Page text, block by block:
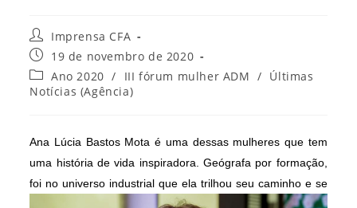
Autor
do
post:
Imprensa CFA
Post
publicado:
19 de novembro de 2020
Categoria
do
Ano 2020 / III fórum mulher ADM / Últimas
Notícias (Agência)
Ana Lúcia Bastos Mota é uma dessas mulheres que tem
uma história de vida inspiradora. Geógrafa por formação,
foi no universo industrial que ela trilhou seu caminho e se